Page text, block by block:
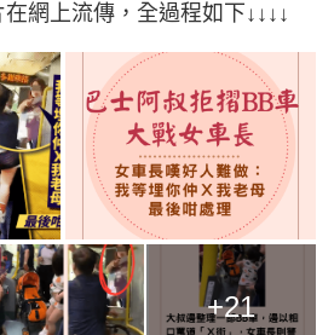
網上流傳，全過程如下↓↓↓↓
+21